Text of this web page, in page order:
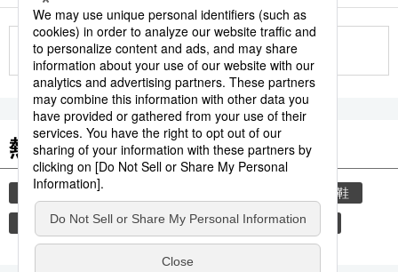
更多
熱門關鍵詞
教育 禮儀 脫鞋
時事通信新聞 歷史 觀光旅遊 醫療健康